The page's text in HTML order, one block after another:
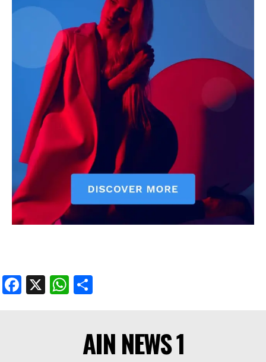
Contact Us
About Us
Privacy Policy
Terms of Use Agreement
Facebook
X WhatsApp
Share
Facebook
X WhatsApp
AIN NEWS 1